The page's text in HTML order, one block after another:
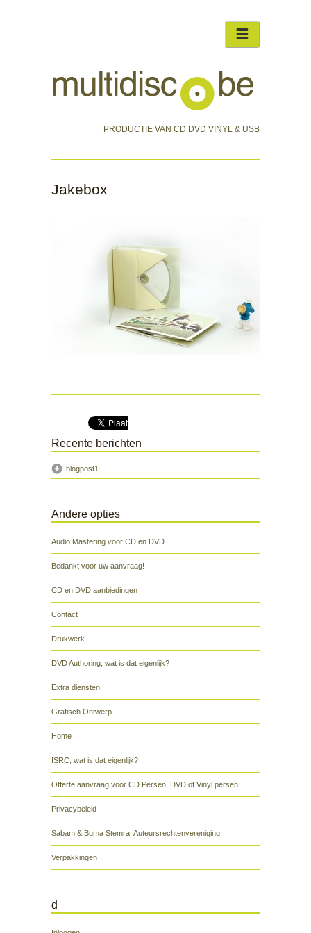
PRODUCTIE VAN CD DVD VINYL & USB
Jakebox
Recente berichten
blogpost1
Andere opties
Audio Mastering voor CD en DVD
Bedankt voor uw aanvraag!
CD en DVD aanbiedingen
Contact
Drukwerk
DVD Authoring, wat is dat eigenlijk?
Extra diensten
Grafisch Ontwerp
Home
ISRC, wat is dat eigenlijk?
Offerte aanvraag voor CD Persen, DVD of Vinyl persen.
Privacybeleid
Sabam & Buma Stemra: Auteursrechtenvereniging
Verpakkingen
d